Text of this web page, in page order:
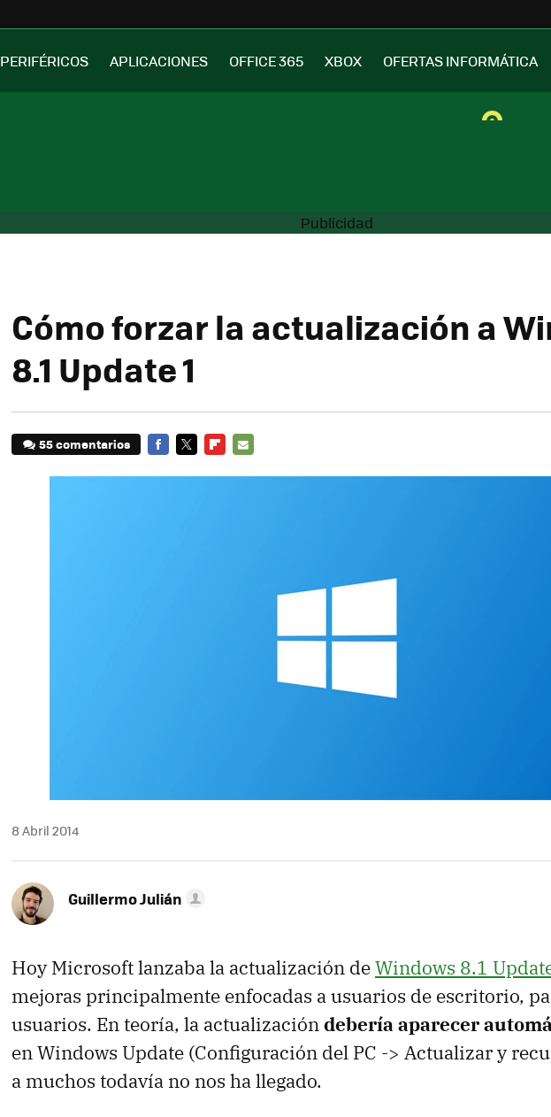
PERIFÉRICOS APLICACIONES OFFICE 365 XBOX OFERTAS INFORMÁTICA
Cómo forzar la actualización a
8.1 Update 1
55 comentarios
8 Abril 2014
Guillermo Julián
Hoy Microsoft lanzaba la actualización deWindows 8.1
mejoras principalmente enfocadas a usuarios de escritorio,
usuarios. En teoría, la actualizacióndebería aparecer
en Windows Update (Configuración del PC -> Actualizar y
a muchos todavía no nos ha llegado.